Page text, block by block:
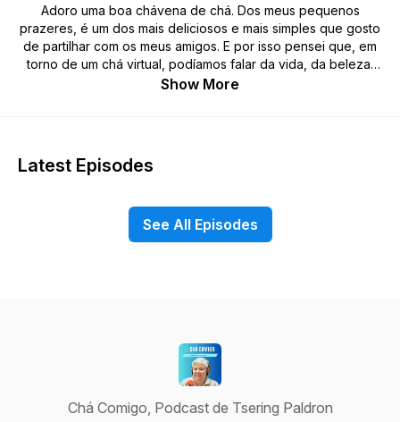
Adoro uma boa chávena de chá. Dos meus pequenos
prazeres, é um dos mais deliciosos e mais simples que gosto
de partilhar com os meus amigos. E por isso pensei que, em
torno de um chá virtual, podíamos falar da vida, da beleza,
da ternura e do treino da mente, informalmente, como meros
Show More
Latest Episodes
See All Episodes
Chá Comigo, Podcast de Tsering Paldron